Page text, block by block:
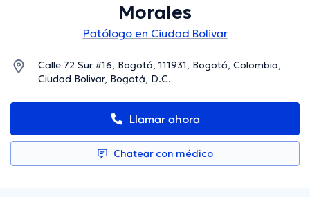
Morales
Patólogo en Ciudad Bolivar
Calle 72 Sur #16, Bogotá, 111931, Bogotá, Colombia,
Ciudad Bolivar, Bogotá, D.C.
Llamar ahora
Chatear con médico